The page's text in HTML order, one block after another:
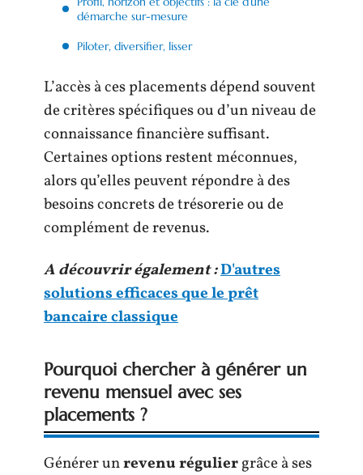
démarche sur-mesure
Piloter, diversifier, lisser
L’accès à ces placements dépend souvent
de critères spécifiques ou d’un niveau de
connaissance financière suffisant.
Certaines options restent méconnues,
alors qu’elles peuvent répondre à des
besoins concrets de trésorerie ou de
complément de revenus.
A découvrir également :D'autres
solutions efficaces que le prêt
bancaire classique
Pourquoi chercher à générer un
revenu mensuel avec ses
placements ?
Générer unrevenu réguliergrâce à ses